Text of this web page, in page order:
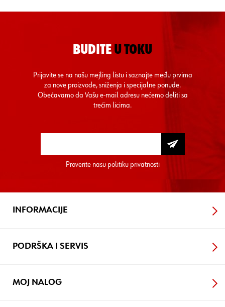
BUDITE U TOKU
Prijavite se na našu mejling listu i saznajte među prvima
za nove proizvode, sniženja i specijalne ponude.
Obećavamo da Vašu e-mail adresu nećemo deliti sa
trećim licima.
Proverite nasu politiku privatnosti
INFORMACIJE
PODRŠKA I SERVIS
MOJ NALOG